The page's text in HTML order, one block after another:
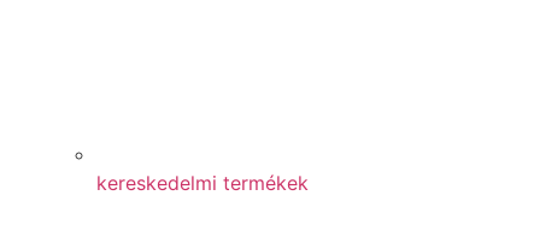
kereskedelmi termékek